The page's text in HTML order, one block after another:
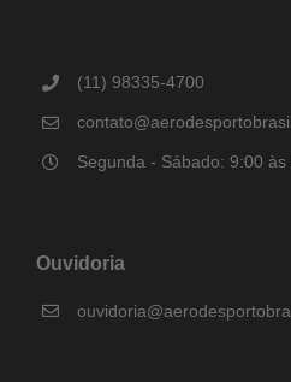
(11) 98335-4700
Segunda - Sábado: 9:00 às
Ouvidoria